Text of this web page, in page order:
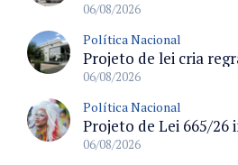
06/08/2026
Política Nacional
06/08/2026
Política Nacional
06/08/2026